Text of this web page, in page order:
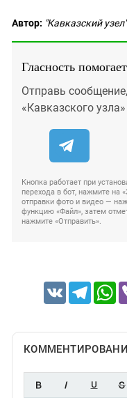
Автор: "Кавказский узел"
Гласность
Отправь
«Кавказского
Кнопка работает при
перехода в бот, нажмите на
отправки фото и видео —
функцию «Файл», затем
нажмите «Отправить».
VK